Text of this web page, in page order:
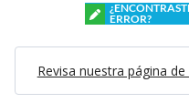
ERROR?
Revisa nuestra página